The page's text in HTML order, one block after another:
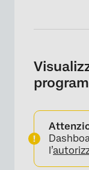
l’